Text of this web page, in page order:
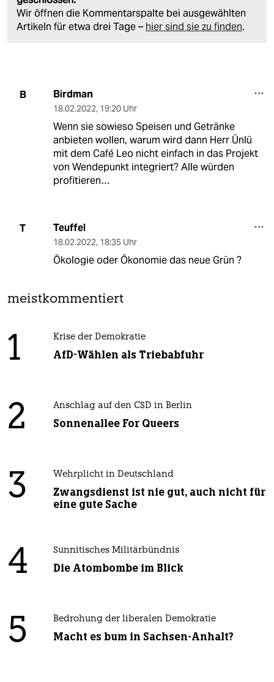
Wir öffnen die Kommentarspalte bei ausgewählten
Artikeln für etwa drei Tage – hier sind sie zu finden.
B Birdman
18.02.2022, 19:20 Uhr
Wenn sie sowieso Speisen und Getränke
anbieten wollen, warum wird dann Herr Ünlü
mit dem Café Leo nicht einfach in das Projekt
von Wendepunkt integriert? Alle würden
profitieren…
T Teuffel
18.02.2022, 18:35 Uhr
Ökologie oder Ökonomie das neue Grün ?
meistkommentiert
1 Krise der Demokratie
AfD-Wählen als Triebabfuhr
2 Anschlag auf den CSD in Berlin
Sonnenallee For Queers
3 Wehrplicht in Deutschland
Zwangsdienst ist nie gut, auch nicht für
eine gute Sache
4 Sunnitisches Militärbündnis
Die Atombombe im Blick
5 Bedrohung der liberalen Demokratie
Macht es bum in Sachsen-Anhalt?